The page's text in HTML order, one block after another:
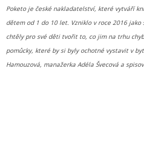
Poketo je české nakladatelství, které vytváří
dětem od 1 do 10 let. Vzniklo v roce 2016
chtěly pro své děti tvořit to, co jim na trhu
pomůcky, které by si byly ochotné vystavit v
Hamouzová, manažerka Adéla Švecová a